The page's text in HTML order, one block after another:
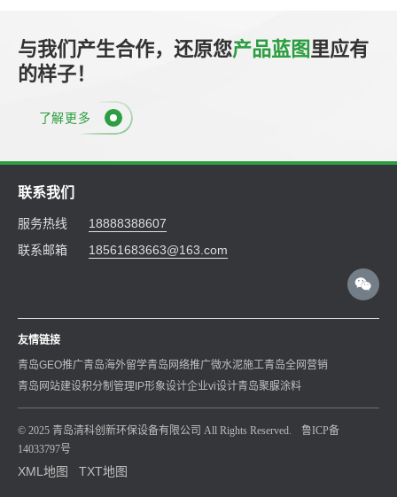
与我们产生合作，还原您产品蓝图里应有
的样子！
了解更多
联系我们
服务热线
18888388607
联系邮箱
18561683663@163.com
友情链接
青岛GEO推广青岛海外留学青岛网络推广微水泥施工青岛全网营销
青岛网站建设积分制管理 IP形象设计企业vi设计青岛聚脲涂料
© 2025 青岛清科创新环保设备有限公司 All Rights Reserved.
鲁ICP备
14033797号
XML地图 TXT地图